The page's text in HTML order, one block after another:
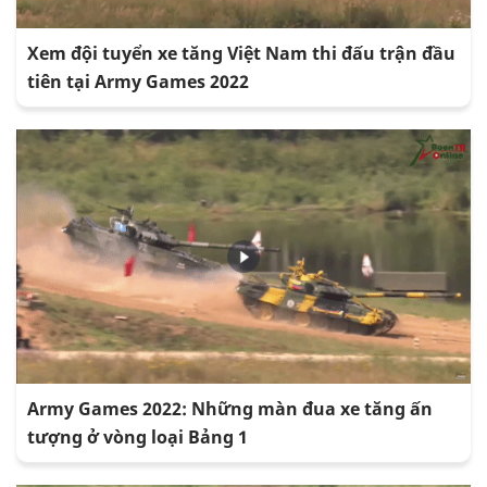
Xem đội tuyển xe tăng Việt Nam thi đấu trận đầu
tiên tại Army Games 2022
Army Games 2022: Những màn đua xe tăng ấn
tượng ở vòng loại Bảng 1